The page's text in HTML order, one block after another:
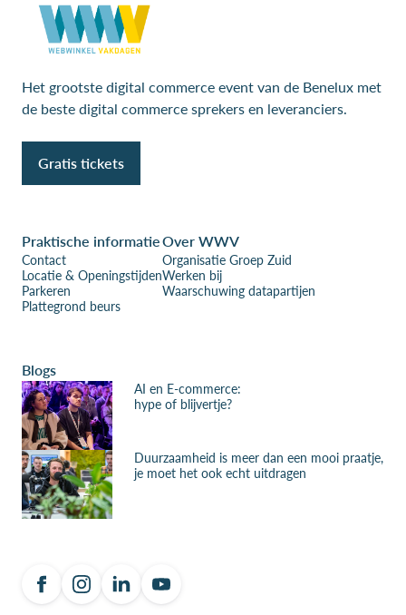
Het grootste digital commerce event van de Benelux met
de beste digital commerce sprekers en leveranciers.
Gratis tickets
Praktische informatie
Contact
Locatie & Openingstijden
Parkeren
Plattegrond beurs
Over WWV
Organisatie Groep Zuid
Werken bij
Waarschuwing datapartijen
Blogs
AI en E-commerce:
hype of blijvertje?
Duurzaamheid is meer dan een mooi praatje,
je moet het ook echt uitdragen